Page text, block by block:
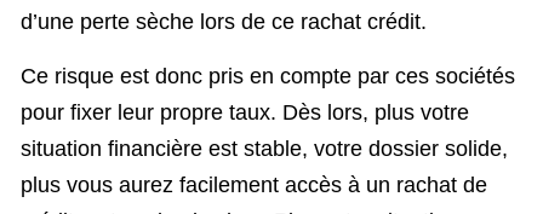
d’une perte sèche lors de ce rachat crédit.
Ce risque est donc pris en compte par ces sociétés
pour fixer leur propre taux. Dès lors, plus votre
situation financière est stable, votre dossier solide,
plus vous aurez facilement accès à un rachat de